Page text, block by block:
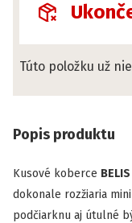
Túto položku už
Popis produktu
Kusové koberce BELIS
dokonale rozžiaria
podčiarknu aj útulné